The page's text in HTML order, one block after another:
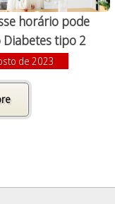
horário pode
tipo 2
de 2023